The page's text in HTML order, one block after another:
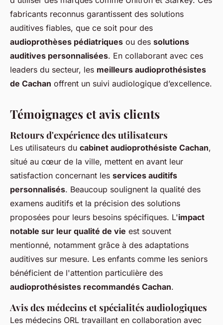
fabricants reconnus garantissent des solutions
auditives fiables, que ce soit pour des
audioprothèses pédiatriques ou des solutions
auditives personnalisées. En collaborant avec ces
leaders du secteur, les meilleurs audioprothésistes
de Cachan offrent un suivi audiologique d’excellence.
Témoignages et avis clients
Retours d'expérience des utilisateurs
Les utilisateurs du cabinet audioprothésiste Cachan,
situé au cœur de la ville, mettent en avant leur
satisfaction concernant les services auditifs
personnalisés. Beaucoup soulignent la qualité des
examens auditifs et la précision des solutions
proposées pour leurs besoins spécifiques. L'impact
notable sur leur qualité de vie est souvent
mentionné, notamment grâce à des adaptations
auditives sur mesure. Les enfants comme les seniors
bénéficient de l'attention particulière des
audioprothésistes recommandés Cachan.
Avis des médecins et spécialités audiologiques
Les médecins ORL travaillant en collaboration avec